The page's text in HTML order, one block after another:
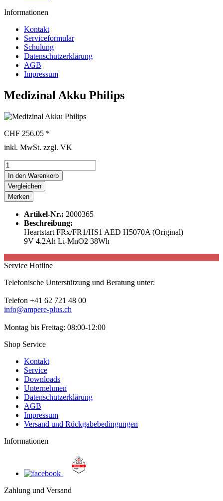
Informationen
Kontakt
Serviceformular
Schulung
Datenschutzerklärung
AGB
Impressum
Medizinal Akku Philips
CHF 256.05 *
inkl. MwSt. zzgl. VK
In den Warenkorb
Vergleichen
Merken
Artikel-Nr.: 2000365
Beschreibung:
Heartstart FRx/FR1/HS1 AED H5070A (Original)
9V 4.2Ah Li-MnO2 38Wh
Service Hotline
Telefonische Unterstützung und Beratung unter:
Telefon +41 62 721 48 00
info@ampere-plus.ch
Montag bis Freitag: 08:00-12:00
Shop Service
Kontakt
Service
Downloads
Unternehmen
Datenschutzerklärung
AGB
Impressum
Versand und Rückgabebedingungen
Informationen
Zahlung und Versand